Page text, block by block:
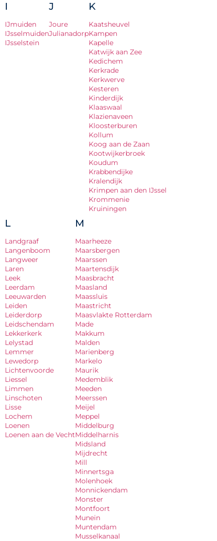
I
IJmuiden
IJsselmuiden
IJsselstein
J
Joure
Julianadorp
K
Kaatsheuvel
Kampen
Kapelle
Katwijk aan Zee
Kedichem
Kerkrade
Kerkwerve
Kesteren
Kinderdijk
Klaaswaal
Klazienaveen
Kloosterburen
Kollum
Koog aan de Zaan
Kootwijkerbroek
Koudum
Krabbendijke
Kralendijk
Krimpen aan den IJssel
Krommenie
Kruiningen
L
Landgraaf
Langenboom
Langweer
Laren
Leek
Leerdam
Leeuwarden
Leiden
Leiderdorp
Leidschendam
Lekkerkerk
Lelystad
Lemmer
Lewedorp
Lichtenvoorde
Liessel
Limmen
Linschoten
Lisse
Lochem
Loenen
Loenen aan de Vecht
M
Maarheeze
Maarsbergen
Maarssen
Maartensdijk
Maasbracht
Maasland
Maassluis
Maastricht
Maasvlakte Rotterdam
Made
Makkum
Malden
Marienberg
Markelo
Maurik
Medemblik
Meeden
Meerssen
Meijel
Meppel
Middelburg
Middelharnis
Midsland
Mijdrecht
Mill
Minnertsga
Molenhoek
Monnickendam
Monster
Montfoort
Munein
Muntendam
Musselkanaal